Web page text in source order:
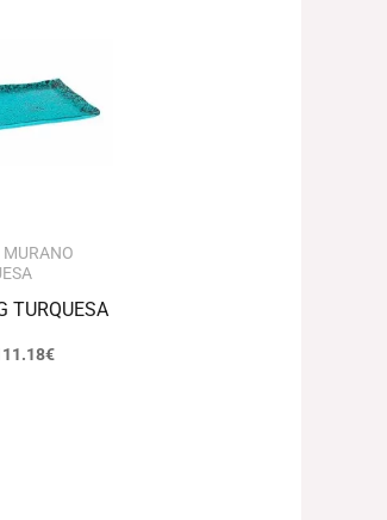
MURANO
TURQUESA
€
92.85€
hasta
111.18€